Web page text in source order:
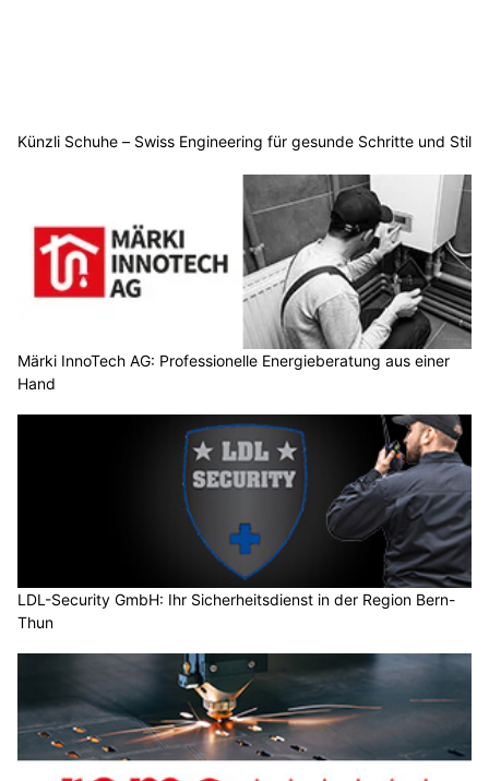
Künzli Schuhe – Swiss Engineering für gesunde Schritte und Stil
Märki InnoTech AG: Professionelle Energieberatung aus einer
Hand
LDL-Security GmbH: Ihr Sicherheitsdienst in der Region Bern-
Thun